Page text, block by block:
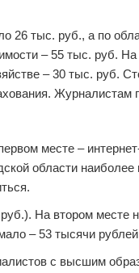
26 тыс. руб., а по
– 55 тыс. руб.
– 30 тыс. руб.
Журналистам
месте –
области
На втором месте
– 53 тысячи
с высшим